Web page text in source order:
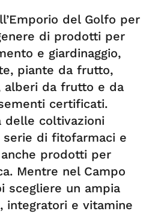
del Golfo per
di prodotti per
e giardinaggio,
piante da frutto,
alberi da frutto e da
certificati.
delle coltivazioni
di fitofarmaci e
prodotti per
Mentre nel Campo
scegliere un ampia
integratori e vitamine